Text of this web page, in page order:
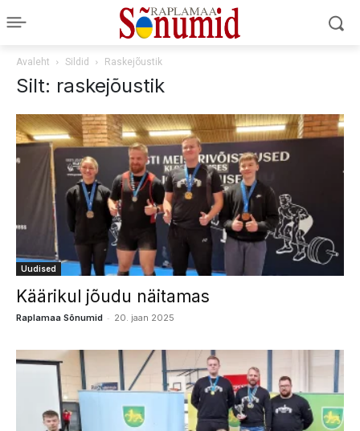
Avaleht Sildid Raskejõustik
Silt: raskejõustik
Uudised
Käärikul jõudu näitamas
Raplamaa Sõnumid - 20. jaan 2025